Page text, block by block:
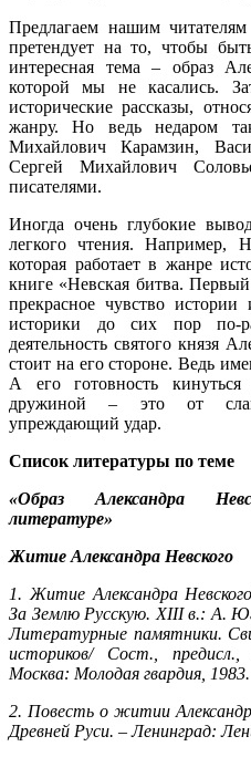
Предлагаем нашим
претендует на то, чтобы
интересная тема – образ
которой мы не касались.
исторические рассказы,
жанру. Но ведь недаром
Михайлович Карамзин,
Сергей Михайлович
писателями.
Иногда очень глубокие
легкого чтения. Например,
которая работает в жанре
книге «Невская битва.
прекрасное чувство
историки до сих пор по-
деятельность святого князя
стоит на его стороне. Ведь
А его готовность
дружиной – это от
упреждающий удар.
Список литературы по теме
«Образ Александра
литературе»
Житие Александра Невского
1. Житие Александра
За Землю Русскую. XIII в.: А.
Литературные памятники.
историков/ Сост.,
Москва: Молодая гвардия,
2. Повесть о житии
Древней Руси. – Ленинград: